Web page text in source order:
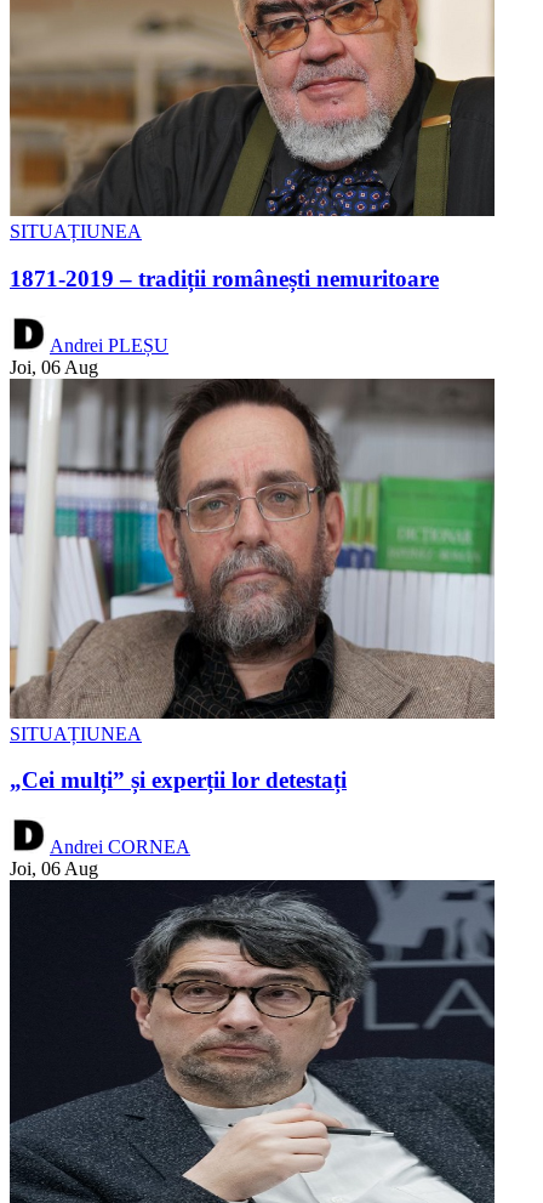
SITUAȚIUNEA
1871-2019 – tradiții românești nemuritoare
Andrei PLEȘU
Joi, 06 Aug
SITUAȚIUNEA
„Cei mulți” și experții lor detestați
Andrei CORNEA
Joi, 06 Aug